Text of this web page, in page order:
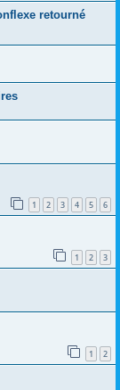
retourné
1 2 3 4 5 6
1 2 3
1 2